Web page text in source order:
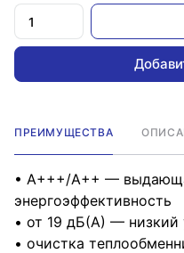
ПРЕИМУЩЕСТВА
• A+++/A++ —
энергоэффективность
• от 19 дБ(А) — низкий
• очистка